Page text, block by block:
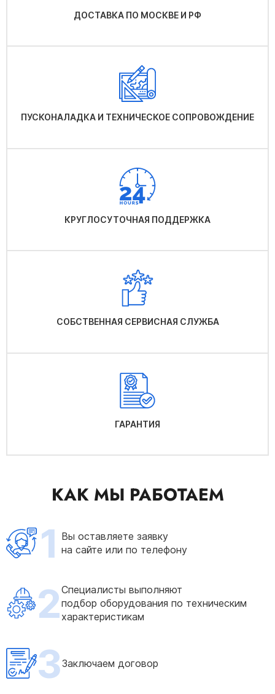
ДОСТАВКА ПО МОСКВЕ И РФ
ПУСКОНАЛАДКА И ТЕХНИЧЕСКОЕ СОПРОВОЖДЕНИЕ
КРУГЛОСУТОЧНАЯ ПОДДЕРЖКА
СОБСТВЕННАЯ СЕРВИСНАЯ СЛУЖБА
ГАРАНТИЯ
КАК МЫ РАБОТАЕМ
1 Вы оставляете заявку
на сайте или по телефону
2Специалисты выполняют
подбор оборудования по техническим
характеристикам
3Заключаем договор